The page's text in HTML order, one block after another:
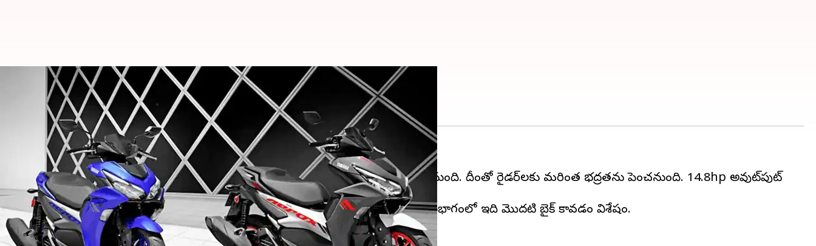
యమహా ఏరోక్స్ 155 లాంచ్.. అద్భుతమైన రేసింగ్ స్కూటర్
Jayachandra Akuri Apr 07, 2023 06:09 pm
ఈ వార్తాకథనం ఏంటి
వాహన తయారీ సంస్థయమహా ఏరోక్స్ 155 స్కూటర్ భారతదేశంలో లాంచ్ చేసింది.
దీని ధర ధర రూ. 1,42,800 ఉండనుంది. ఈ వాహనం ఇప్పుడు ట్రాక్షన్ కంట్రోల్ సిస్టమ్‌తో రానుంది. దీంతో రైడర్‌లకు మరింత భద్రతను పెంచనుంది. 14.8hp అవుట్‌పుట్
ఉత్పత్తి చేసే 155 సీసీ మోటార్ బైక్ సరికొత్త ఫీచర్లతో ముందుకొచ్చింది.
యమహా ఏరోక్స్ 155 బైక్‌కు మార్కెట్లో మంచి క్రేజ్ ఉంది. ట్రాక్షన్ కంట్రోల్ సిస్టమ్‌ను పొందిన విభాగంలో ఇది మొదటి బైక్ కావడం విశేషం.